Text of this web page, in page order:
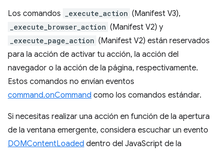
Los comandos _execute_action (Manifest V3),
_execute_browser_action (Manifest V2) y
_execute_page_action (Manifest V2) están reservados
para la acción de activar tu acción, la acción del
navegador o la acción de la página, respectivamente.
Estos comandos no envían eventos
command.onCommand como los comandos estándar.
Si necesitas realizar una acción en función de la apertura
de la ventana emergente, considera escuchar un evento
DOMContentLoaded dentro del JavaScript de la